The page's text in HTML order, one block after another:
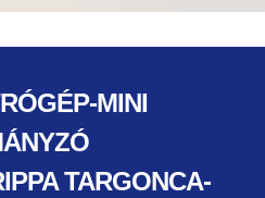
MINI
TARGONCA-